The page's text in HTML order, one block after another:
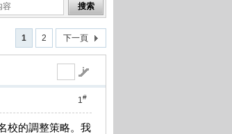
搜索
1 2 下一頁
1#
校的調整策略。我